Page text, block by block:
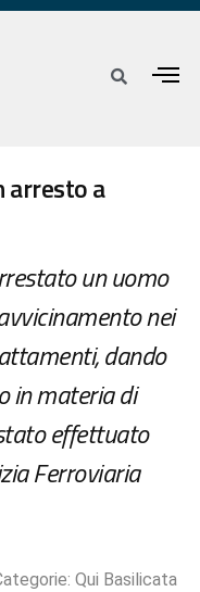
arresto a
un uomo
nei
dando
in materia di
effettuato
Ferroviaria
Qui Basilicata